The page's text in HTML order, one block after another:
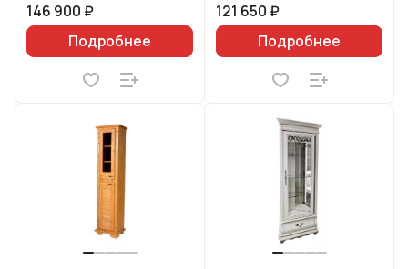
146 900 ₽
Подробнее
121 650 ₽
Подробнее